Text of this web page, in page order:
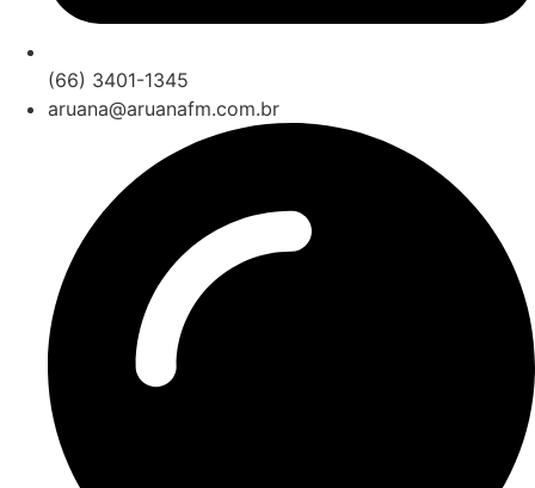
(66) 3401-1345
aruana@aruanafm.com.br